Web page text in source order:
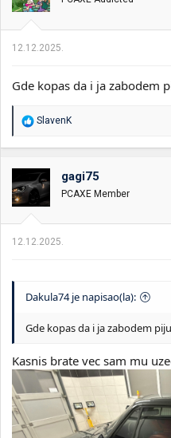
n
:
12.12.2025.
Gde kopas da i ja zabodem
R
o
v
a
n
:
SlavenK
gagi75
PCAXE Member
12.12.2025.
Dakula74 je napisao(la):
Gde kopas da i ja zabodem
Kasnis brate vec sam mu